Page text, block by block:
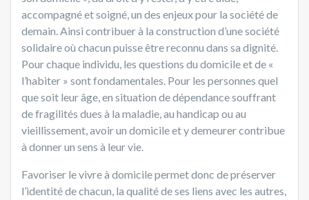
accompagné et soigné, un des enjeux pour la société de
demain. Ainsi contribuer à la construction d’une société
solidaire où chacun puisse être reconnu dans sa dignité.
Pour chaque individu, les questions du domicile et de «
l’habiter » sont fondamentales. Pour les personnes quel
que soit leur âge, en situation de dépendance souffrant
de fragilités dues à la maladie, au handicap ou au
vieillissement, avoir un domicile et y demeurer contribue
à donner un sens à leur vie.
Favoriser le vivre à domicile permet donc de préserver
l’identité de chacun, la qualité de ses liens avec les autres,